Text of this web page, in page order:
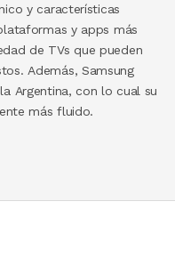
y características
y apps más
de TVs que pueden
Además, Samsung
Argentina, con lo cual su
más fluido.